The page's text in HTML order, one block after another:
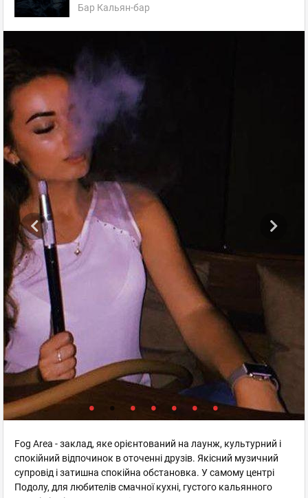
Бар Кальян-бар
Fog Area - заклад, яке орієнтований на лаунж, культурний і
спокійний відпочинок в оточенні друзів. Якісний музичний
супровід і затишна спокійна обстановка. У самому центрі
Подолу, для любителів смачної кухні, густого кальянного